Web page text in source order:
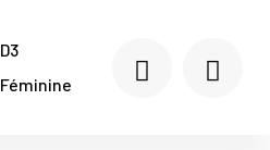
D3
Féminine